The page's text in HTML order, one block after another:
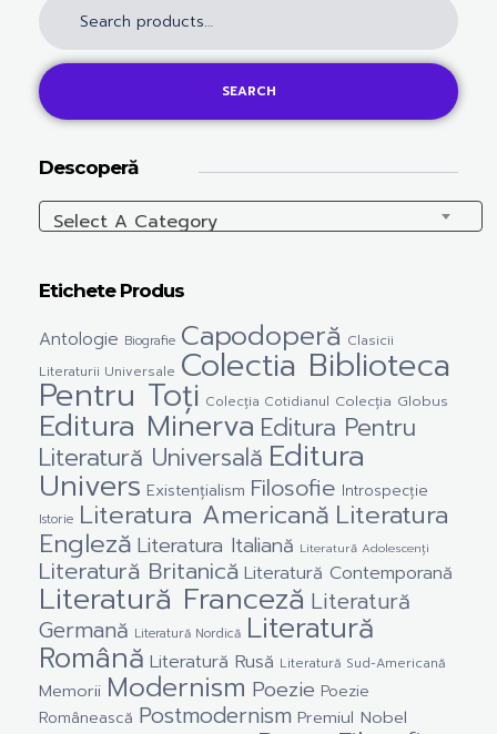
SEARCH
Descoperă
Select A Category
Etichete Produs
Antologie Biografie Capodoperă Clasicii
Literaturii Universale Colectia Biblioteca
Pentru Toți Colecția Cotidianul Colecția Globus
Editura Minerva Editura Pentru
Literatură Universală Editura
Univers Existențialism Filosofie Introspecție
Istorie Literatura Americană Literatura
Engleză Literatura Italiană Literatură Adolescenți
Literatură Britanică Literatură Contemporană
Literatură Franceză Literatură
Germană Literatură Nordică Literatură
Română Literatură Rusă Literatură Sud-Americană
Memorii Modernism Poezie Poezie
Românească Postmodernism Premiul Nobel